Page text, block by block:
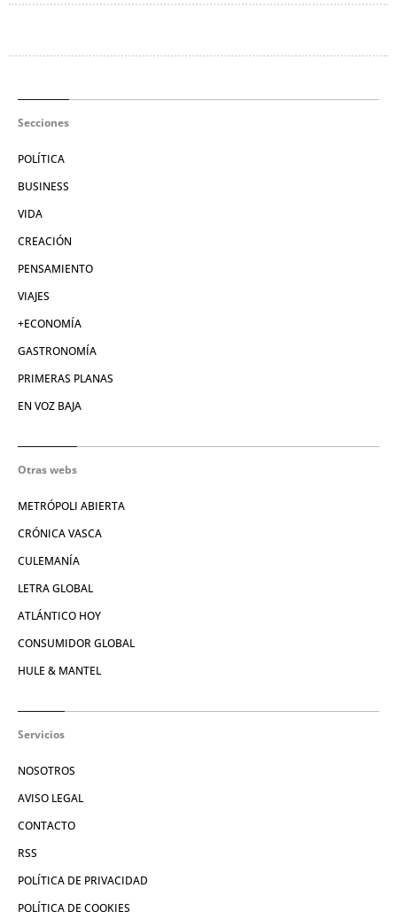
Secciones
POLÍTICA
BUSINESS
VIDA
CREACIÓN
PENSAMIENTO
VIAJES
+ECONOMÍA
GASTRONOMÍA
PRIMERAS PLANAS
EN VOZ BAJA
Otras webs
METRÓPOLI ABIERTA
CRÓNICA VASCA
CULEMANÍA
LETRA GLOBAL
ATLÁNTICO HOY
CONSUMIDOR GLOBAL
HULE & MANTEL
Servicios
NOSOTROS
AVISO LEGAL
CONTACTO
RSS
POLÍTICA DE PRIVACIDAD
POLÍTICA DE COOKIES